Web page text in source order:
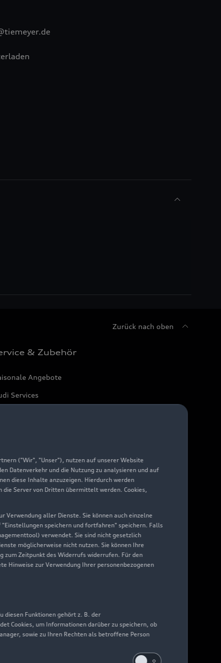
("Wir", "Unser"), nutzen auf unserer Website
Datenverkehr und die Nutzung zu analysieren und auf
diese Inhalte anzuzeigen. Hierdurch werden
die Server von Dritten übermittelt werden. Cookies,
Verwendung aller Dienste. Sie können auch einzelne
speichern und fortfahren" speichern. Falls
verwendet. Sie sind nicht gesetzlich
möglicherweise nicht nutzen. Sie können Ihre
zum Zeitpunkt des Widerrufs widerrufen. Für den
Hinweise zur Verwendung Ihrer personenbezogenen
diesen Funktionen gehört z. B. der
Cookies, um Informationen darüber zu speichern, ob
sowie zu Ihren Rechten als betroffene Person
Zurück nach oben
& Zubehör
Angebote
Services